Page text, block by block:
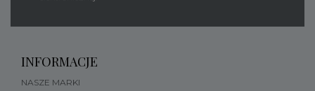
INFORMACJE
NASZE MARKI